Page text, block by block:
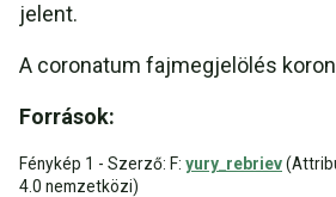
jelent.
A coronatum fajmegjelölés
Források:
Fénykép 1 - Szerző: F: yury_rebriev
4.0 nemzetközi)